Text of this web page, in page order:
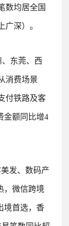
数均居全国
广深）。
、东莞、西
消费场景
付铁路及客
金额同比增4
发、数码产
，微信跨境
境首选，香